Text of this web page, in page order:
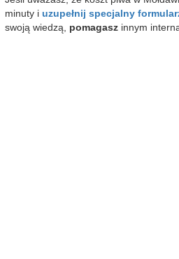
minuty i uzupełnij specjalny
swoją wiedzą, pomagasz innym